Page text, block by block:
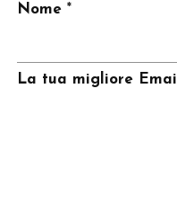
Nome
La tua migliore Email